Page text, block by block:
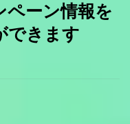
ペーン情報を
できます